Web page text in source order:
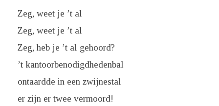
Zeg, weet je ’t al
Zeg, weet je ’t al
Zeg, heb je ’t al gehoord?
’t kantoorbenodigdhedenbal
ontaardde in een zwijnestal
er zijn er twee vermoord!